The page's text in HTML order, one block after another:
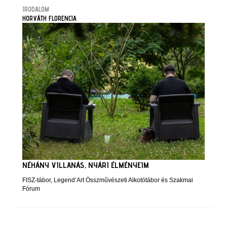
IRODALOM
HORVÁTH FLORENCIA
NÉHÁNY VILLANÁS, NYÁRI ÉLMÉNYEIM
FISZ-tábor, Legend’Art Összművészeti Alkotótábor és Szakmai
Fórum